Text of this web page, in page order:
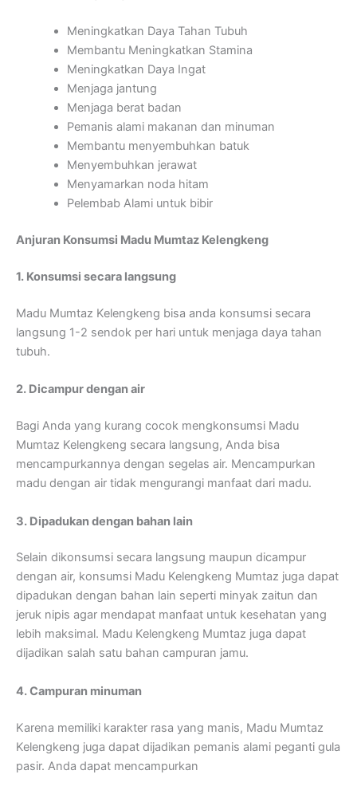
Meningkatkan Daya Tahan Tubuh
Membantu Meningkatkan Stamina
Meningkatkan Daya Ingat
Menjaga jantung
Menjaga berat badan
Pemanis alami makanan dan minuman
Membantu menyembuhkan batuk
Menyembuhkan jerawat
Menyamarkan noda hitam
Pelembab Alami untuk bibir
Anjuran Konsumsi Madu Mumtaz Kelengkeng
1. Konsumsi secara langsung
Madu Mumtaz Kelengkeng bisa anda konsumsi secara
langsung 1-2 sendok per hari untuk menjaga daya tahan
tubuh.
2. Dicampur dengan air
Bagi Anda yang kurang cocok mengkonsumsi Madu
Mumtaz Kelengkeng secara langsung, Anda bisa
mencampurkannya dengan segelas air. Mencampurkan
madu dengan air tidak mengurangi manfaat dari madu.
3. Dipadukan dengan bahan lain
Selain dikonsumsi secara langsung maupun dicampur
dengan air, konsumsi Madu Kelengkeng Mumtaz juga dapat
dipadukan dengan bahan lain seperti minyak zaitun dan
jeruk nipis agar mendapat manfaat untuk kesehatan yang
lebih maksimal. Madu Kelengkeng Mumtaz juga dapat
dijadikan salah satu bahan campuran jamu.
4. Campuran minuman
Karena memiliki karakter rasa yang manis, Madu Mumtaz
Kelengkeng juga dapat dijadikan pemanis alami peganti gula
pasir. Anda dapat mencampurkan